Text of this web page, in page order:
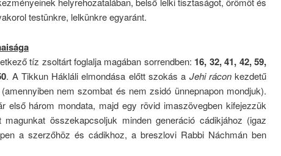
testünkre, lelkünkre egyaránt.
tíz zsoltárt foglalja magában sorrendben: 16, 32, 41, 42, 59,
. A Tikkun Hákláli elmondása előtt szokás a Jehi ráconkezdetű
nem szombat és nem zsidó ünnepnapon mondjuk).
első három mondata, majd egy rövid imaszövegben kifejezzük
összekapcsoljuk minden generáció cádikjához (igaz
a szerzőhöz és cádikhoz, a breszlovi Rabbi Náchmán ben